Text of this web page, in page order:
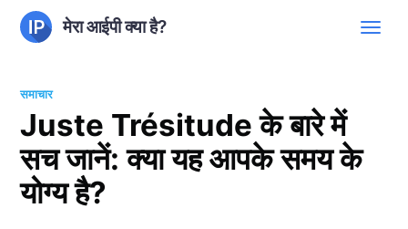
मेरा आईपी क्या है?
समाचार
Juste Trésitude के बारे में
सच जानें: क्या यह आपके समय के
योग्य है?